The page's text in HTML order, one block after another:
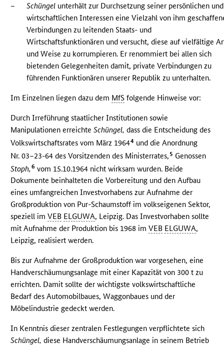
–
Schüngel unterhält zur Durchsetzung seiner persönlichen und
wirtschaftlichen Interessen eine Vielzahl von ihm
Verbindungen zu leitenden Staats- und
Wirtschaftsfunktionären und versucht, diese auf vielfältige
und Weise zu korrumpieren. Er renommiert bei allen sich
bietenden Gelegenheiten damit, private Verbindungen zu
führenden Funktionären unserer Republik zu unterhalten.
Im Einzelnen liegen dazu dem MfS folgende Hinweise vor:
Durch Irreführung staatlicher Institutionen sowie
Manipulationen erreichteSchüngel, dass die Entscheidung des
Volkswirtschaftsrates vom März 19644 und die Anordnung
Nr. 03–23-64 des Vorsitzenden des Ministerrates, 5 Genossen
Stoph, 6 vom 15.10.1964 nicht wirksam wurden. Beide
Dokumente beinhalteten die Vorbereitung und den Aufbau
eines umfangreichen Investvorhabens zur Aufnahme der
Großproduktion von Pur-Schaumstoff im volkseigenen Sektor,
speziell imVEB ELGUWA, Leipzig. Das Investvorhaben sollte
mit Aufnahme der Produktion bis 1968 imVEB ELGUWA,
Leipzig, realisiert werden.
Bis zur Aufnahme der Großproduktion war vorgesehen, eine
Handverschäumungsanlage mit einer Kapazität von 300 t zu
errichten. Damit sollte der wichtigste volkswirtschaftliche
Bedarf des Automobilbaues, Waggonbaues und der
Möbelindustrie gedeckt werden.
In Kenntnis dieser zentralen Festlegungen verpflichtete sich
Schüngel, diese Handverschäumungsanlage in seinem Betrieb